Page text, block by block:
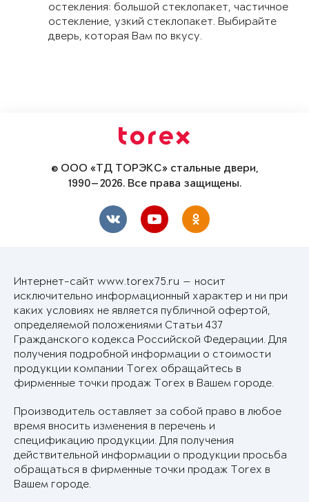
остекления: большой стеклопакет, частичное
остекление, узкий стеклопакет. Выбирайте
дверь, которая Вам по вкусу.
© ООО «ТД ТОРЭКС» стальные двери,
1990—2026. Все права защищены.
Интернет-сайт www.torex75.ru — носит
исключительно информационный характер и ни при
каких условиях не является публичной офертой,
определяемой положениями Статьи 437
Гражданского кодекса Российской Федерации. Для
получения подробной информации о стоимости
продукции компании Torex обращайтесь в
фирменные точки продаж Torex в Вашем городе.
Производитель оставляет за собой право в любое
время вносить изменения в перечень и
спецификацию продукции. Для получения
действительной информации о продукции просьба
обращаться в фирменные точки продаж Torex в
Вашем городе.